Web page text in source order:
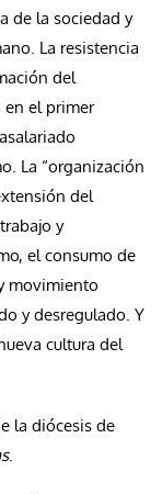
de la sociedad y
La resistencia
del
el primer
La “organización
del
y
el consumo de
movimiento
y desregulado. Y
cultura del
la diócesis de
.